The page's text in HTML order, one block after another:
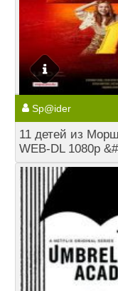
Sp@ider
11 детей из
WEB-DL 1080p